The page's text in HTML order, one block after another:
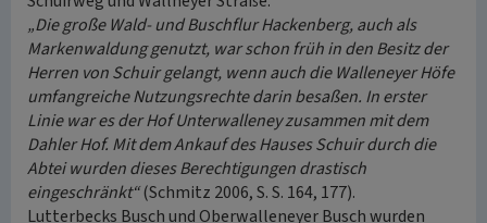
„Die große Wald- und Buschflur Hackenberg, auch als
Markenwaldung genutzt, war schon früh in den Besitz der
Herren von Schuir gelangt, wenn auch die Walleneyer Höfe
umfangreiche Nutzungsrechte darin besaßen. In erster
Linie war es der Hof Unterwalleney zusammen mit dem
Dahler Hof. Mit dem Ankauf des Hauses Schuir durch die
Abtei wurden dieses Berechtigungen drastisch
eingeschränkt“(Schmitz 2006, S. S. 164, 177).
Lutterbecks Busch und Oberwalleneyer Busch wurden